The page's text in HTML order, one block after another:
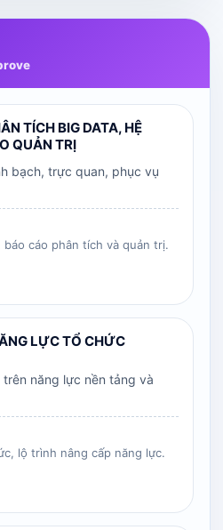
TÍCH BIG DATA, HỆ
QUẢN TRỊ
bạch, trực quan, phục vụ
báo cáo phân tích và quản trị.
LỰC TỔ CHỨC
năng lực nền tảng và
lộ trình nâng cấp năng lực.